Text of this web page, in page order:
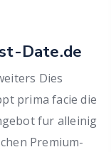
Date.de
Dies
prima facie die
fur alleinig
Premium-